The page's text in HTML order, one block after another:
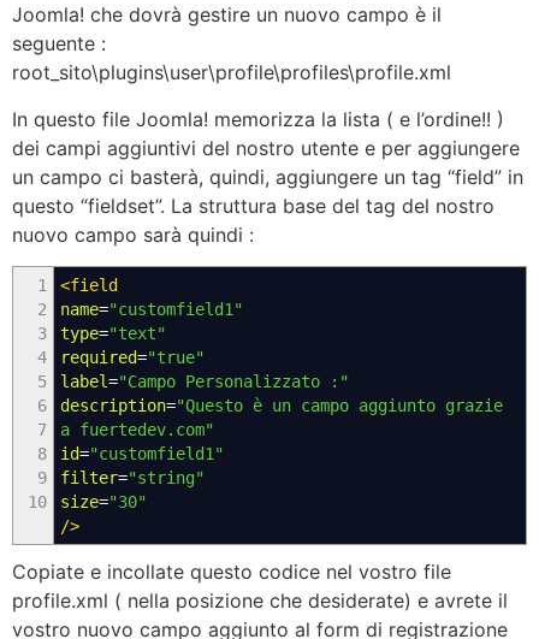
Joomla! che dovrà gestire un nuovo campo è il
seguente :
root_sito\plugins\user\profile\profiles\profile.xml
In questo file Joomla! memorizza la lista ( e l’ordine!! )
dei campi aggiuntivi del nostro utente e per aggiungere
un campo ci basterà, quindi, aggiungere un tag “field” in
questo “fieldset”. La struttura base del tag del nostro
nuovo campo sarà quindi :
1
2
3
4
5
6
7
8
9
10
<field
name="customfield1"
type="text"
required="true"
label="Campo Personalizzato :"
description="Questo è un campo aggiunto grazie
a fuertedev.com"
id="customfield1"
filter="string"
size="30"
/>
Copiate e incollate questo codice nel vostro file
profile.xml ( nella posizione che desiderate) e avrete il
vostro nuovo campo aggiunto al form di registrazione